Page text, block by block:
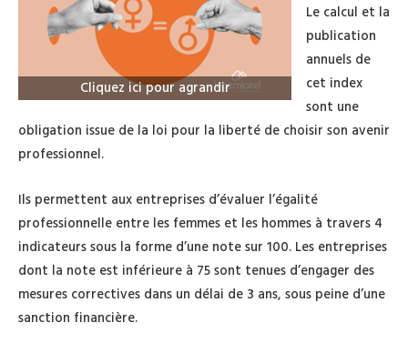
Cliquez ici pour agrandir
Le calcul et la
publication
annuels de
cet index
sont une
obligation issue de la loi pour la liberté de choisir son avenir
professionnel.
Ils permettent aux entreprises d’évaluer l’égalité
professionnelle entre les femmes et les hommes à travers 4
indicateurs sous la forme d’une note sur 100. Les entreprises
dont la note est inférieure à 75 sont tenues d’engager des
mesures correctives dans un délai de 3 ans, sous peine d’une
sanction financière.